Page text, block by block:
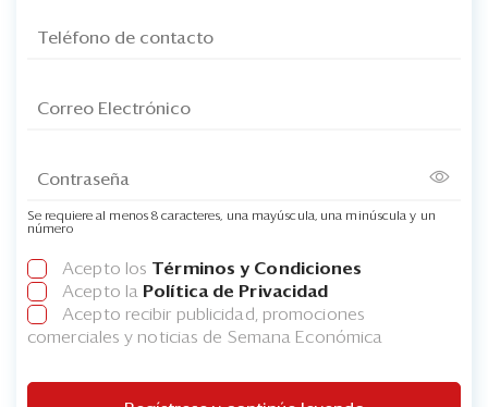
Se requiere al menos 8 caracteres, una mayúscula, una minúscula y un
número
Acepto los Términos y Condiciones
Acepto la Política de Privacidad
Acepto recibir publicidad, promociones
comerciales y noticias de Semana Económica